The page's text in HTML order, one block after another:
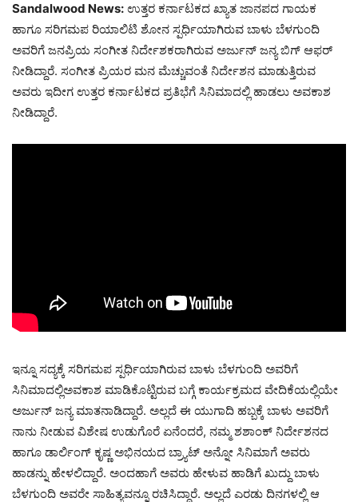
Sandalwood News: ಉತ್ತರ ಕರ್ನಾಟಕದ ಖ್ಯಾತ ಜಾನಪದ ಗಾಯಕ
ಹಾಗೂ ಸರಿಗಮಪ ರಿಯಾಲಿಟಿ ಶೋನ ಸ್ಪರ್ಧಿಯಾಗಿರುವ ಬಾಳು ಬೆಳಗುಂದಿ
ಅವರಿಗೆ ಜನಪ್ರಿಯ ಸಂಗೀತ ನಿರ್ದೇಶಕರಾಗಿರುವ ಅರ್ಜುನ್‌ ಜನ್ಯ ಬಿಗ್‌ ಆಫರ್‌
ನೀಡಿದ್ದಾರೆ. ಸಂಗೀತ ಪ್ರಿಯರ ಮನ ಮೆಚ್ಚುವಂತೆ ನಿರ್ದೇಶನ ಮಾಡುತ್ತಿರುವ
ಅವರು ಇದೀಗ ಉತ್ತರ ಕರ್ನಾಟಕದ ಪ್ರತಿಭೆಗೆ ಸಿನಿಮಾದಲ್ಲಿ ಹಾಡಲು ಅವಕಾಶ
ನೀಡಿದ್ದಾರೆ.
ಇನ್ನೂ ಸದ್ಯಕ್ಕೆ ಸರಿಗಮಪ ಸ್ಪರ್ಧಿಯಾಗಿರುವ ಬಾಳು ಬೆಳಗುಂದಿ ಅವರಿಗೆ
ಸಿನಿಮಾದಲ್ಲಿಅವಕಾಶ ಮಾಡಿಕೊಟ್ಟಿರುವ ಬಗ್ಗೆ ಕಾರ್ಯಕ್ರಮದ ವೇದಿಕೆಯಲ್ಲಿಯೇ
ಅರ್ಜುನ್‌ ಜನ್ಯ ಮಾತನಾಡಿದ್ದಾರೆ. ಅಲ್ಲದೆ ಈ ಯುಗಾದಿ ಹಬ್ಬಕ್ಕೆ ಬಾಳು ಅವರಿಗೆ
ನಾನು ನೀಡುವ ವಿಶೇಷ ಉಡುಗೊರೆ ಏನೆಂದರೆ, ನಮ್ಮ ಶಶಾಂಕ್ ನಿರ್ದೇಶನದ
ಹಾಗೂ ಡಾರ್ಲಿಂಗ್ ಕೃಷ್ಣ ಅಭಿನಯದ ಬ್ರ್ಯಾಟ್ ಅನ್ನೋ ಸಿನಿಮಾಗೆ ಅವರು
ಹಾಡನ್ನು ಹೇಳಲಿದ್ದಾರೆ. ಅಂದಹಾಗೆ ಅವರು ಹೇಳುವ ಹಾಡಿಗೆ ಖುದ್ದು ಬಾಳು
ಬೆಳಗುಂದಿ ಅವರೇ ಸಾಹಿತ್ಯವನ್ನೂ ರಚಿಸಿದ್ದಾರೆ. ಅಲ್ಲದೆ ಎರಡು ದಿನಗಳಲ್ಲಿ ಆ